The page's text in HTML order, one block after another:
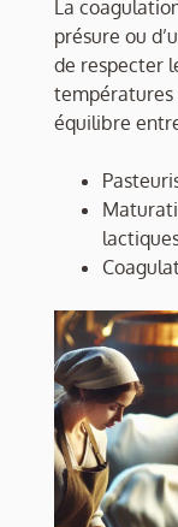
La
présure ou
de respecter
températures
équilibre